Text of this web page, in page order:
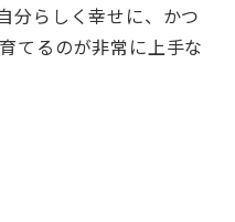
分らしく幸せに、かつ
てるのが非常に上手な